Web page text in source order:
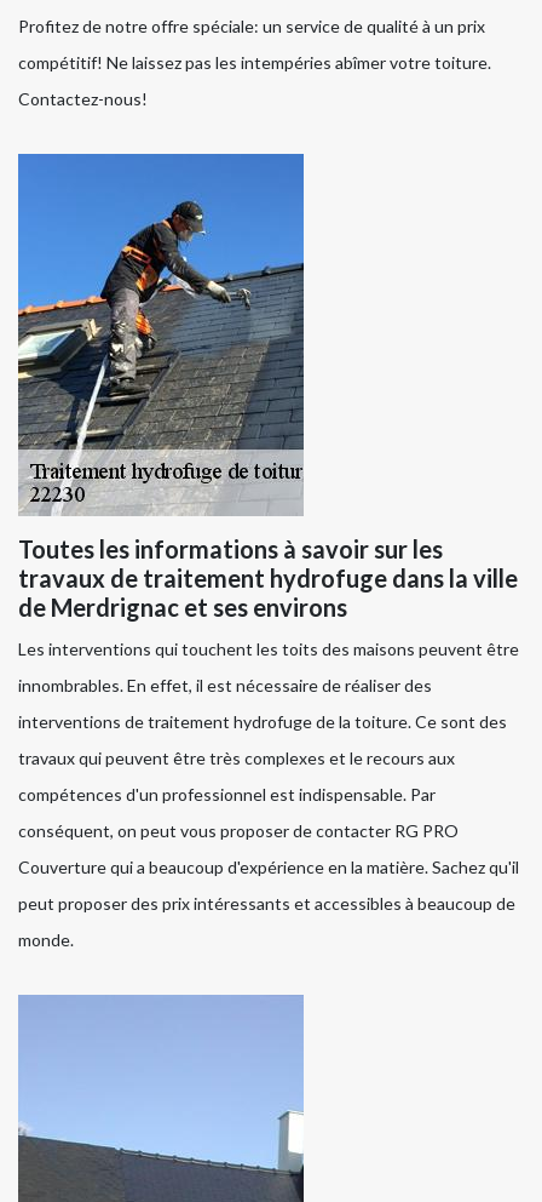
Profitez de notre offre spéciale: un service de qualité à un prix
compétitif! Ne laissez pas les intempéries abîmer votre toiture.
Contactez-nous!
Toutes les informations à savoir sur les
travaux de traitement hydrofuge dans la ville
de Merdrignac et ses environs
Les interventions qui touchent les toits des maisons peuvent être
innombrables. En effet, il est nécessaire de réaliser des
interventions de traitement hydrofuge de la toiture. Ce sont des
travaux qui peuvent être très complexes et le recours aux
compétences d'un professionnel est indispensable. Par
conséquent, on peut vous proposer de contacter RG PRO
Couverture qui a beaucoup d'expérience en la matière. Sachez qu'il
peut proposer des prix intéressants et accessibles à beaucoup de
monde.